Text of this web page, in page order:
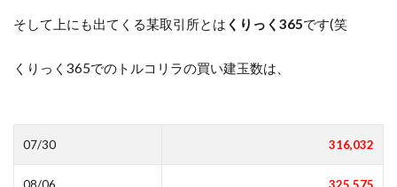
そして上にも出てくる某取引所とは くりっく365です(笑
くりっく365でのトルコリラの買い建玉数は、
07/30 316,032
08/06 325,575